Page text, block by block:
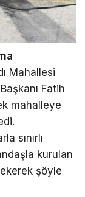
Mahallesi
Fatih
mahalleye
sınırlı
kurulan
şöyle